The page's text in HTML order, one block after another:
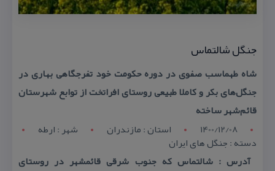
جنگل شالتماس
شاه طهماسب صفوی در دوره حكومت خود تفرجگاهی بهاری در
جنگل‌های بكر و كاملا طبیعی روستای افراتخت از توابع شهرستان
قائم‌شهر ساخته
1400/12/08
استان : مازندران شهر : ارطه
دسته : جنگل های ایران
آدرس : شالتماس كه جنوب‌ شرقی قائمشهر در روستای